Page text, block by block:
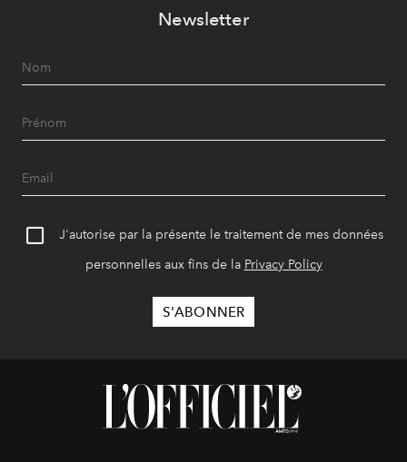
Newsletter
J'autorise par la présente le traitement de mes données
personnelles aux fins de la Privacy Policy